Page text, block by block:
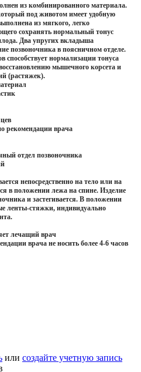
из комбинированного материала.
под животом имеет удобную
из мягкого, легко
сохранять нормальный тонус
Два упругих вкладыша
позвоночника в поясничном отделе.
способствует нормализации тонуса
мышечного корсета и
(растяжек).
рекомендации врача
отдел позвоночника
непосредственно на тело или на
в положении лежа на спине. Изделие
и застегивается. В положении
ленты-стяжки, индивидуально
лечащий врач
врача не носить более 4-6 часов
или создайте учетную запись